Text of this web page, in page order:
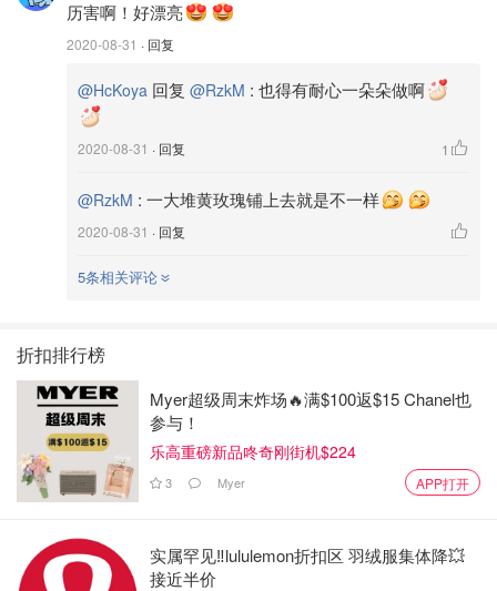
花袋，挤出奶油顺时针从内而外打圈，就能呈现出螺旋状的
奶油啦。
历害啊！好漂亮
2020-08-31 · 回复
@HcKoya 回复 @RzkM : 也得有耐心一朵朵做啊
2020-08-31 · 回复 1
@RzkM : 一大堆黄玫瑰铺上去就是不一样
2020-08-31 · 回复
5条相关评论
折扣排行榜
Myer超级周末炸场🔥满$100返$15 Chanel也
参与！
乐高重磅新品咚奇刚街机$224
3 Myer APP打开
实属罕见‼️lululemon折扣区 羽绒服集体降💥
接近半价